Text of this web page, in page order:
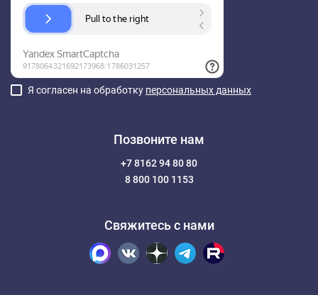
Я согласен на обработку персональных данных
Позвоните нам
+7 8162 94 80 80
8 800 100 1153
Свяжитесь с нами